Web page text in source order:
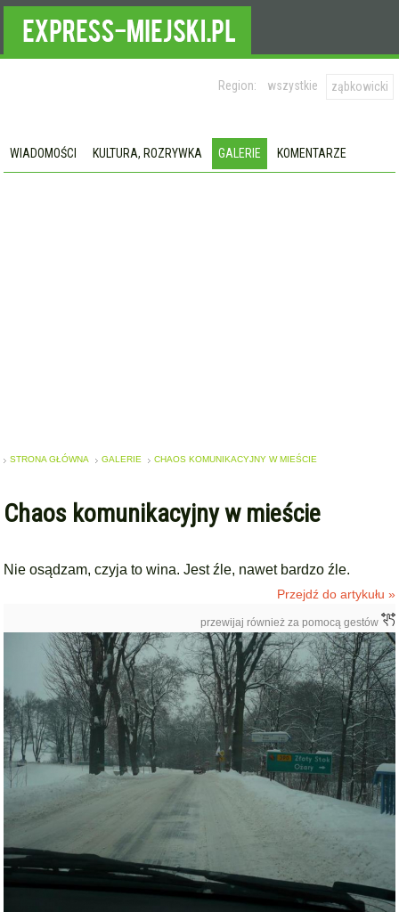
Region: wszystkie ząbkowicki
WIADOMOŚCI KULTURA, ROZRYWKA GALERIE KOMENTARZE
STRONA GŁÓWNA GALERIE CHAOS KOMUNIKACYJNY W MIEŚCIE
Chaos komunikacyjny w mieście
Nie osądzam, czyja to wina. Jest źle, nawet bardzo źle.
Przejdź do artykułu »
przewijaj również za pomocą gestów